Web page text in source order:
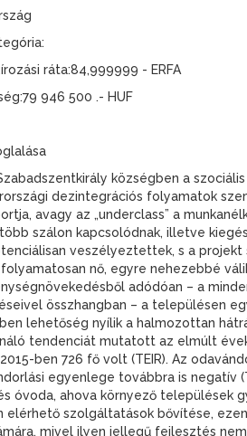
ráta:84,999999 - ERFA
946 500 .- HUF
községben a
dezintegrációs folyamatok
avagy az „underclass” a
szálon kapcsolódnak, illetve
veszélyeztettek, s a
folyamatosan nő, egyre nehezebbé
adódóan – a
összhangban – a településen
lehetőség nyílik a halmozottan
tendenciát mutatott az elmúlt
ben 726 fő volt (TEIR). Az
egyenlege továbbra is negatív
óvoda, ahova környező települések
elérhető szolgáltatások bővítése,
mivel ilyen jellegű fejlesztés